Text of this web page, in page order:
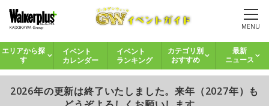
MENU
エリアから探
す
イベント
カレンダー
イベント
ランキング
カテゴリ別
おすすめ
最新
ニュース
2026年の更新は終了いたしました。来年（2027年）も